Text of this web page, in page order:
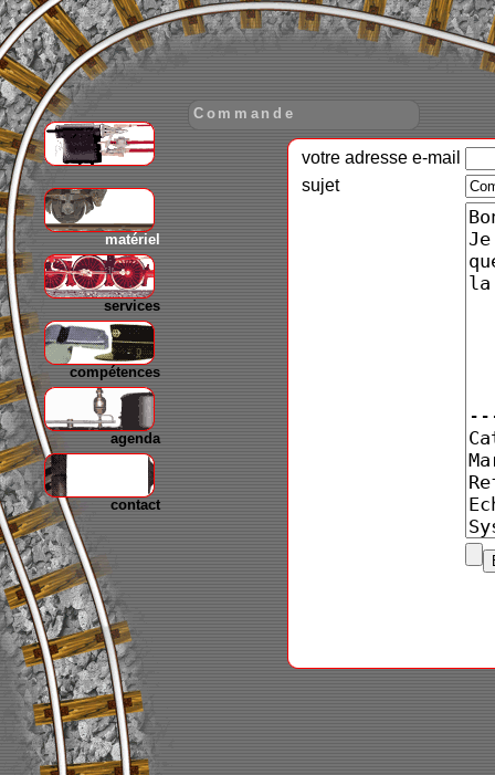
matériel
services
compétences
agenda
contact
Commande
votre adresse e-mail
sujet